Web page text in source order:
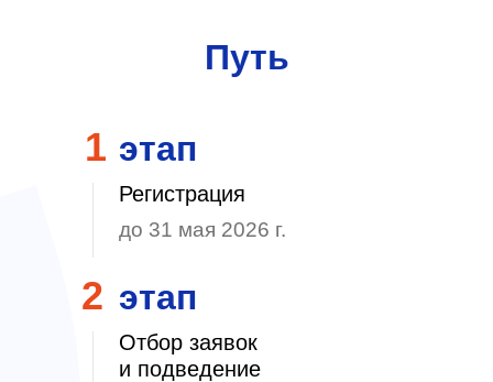
Путь
Регистрация
до 31 мая 2026 г.
Отбор заявок
и подведение
1
2
этап
этап